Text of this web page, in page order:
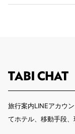
旅行案内LINEアカウ
てホテル、移動手段、